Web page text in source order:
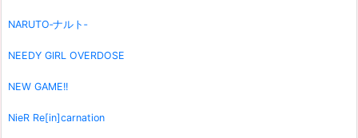
NARUTO‐ナルト‐
NEEDY GIRL OVERDOSE
NEW GAME!!
NieR Re[in]carnation